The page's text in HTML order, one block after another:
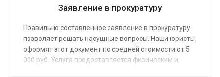
Заявление в прокуратуру
Правильно составленное заявление в прокуратуру
позволяет решать насущные вопросы. Наши юристы
оформят этот документ по средней стоимости от 5
000 руб. Услуга предоставляется физическим и